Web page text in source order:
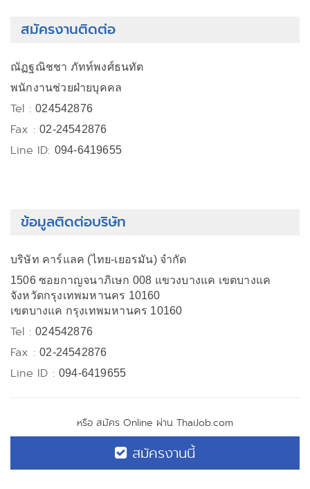
สมัครงานติดต่อ
ณัฏฐณิชชา ภัทท์พงศ์ธนทัต
พนักงานช่วยฝ่ายบุคคล
Tel :024542876
Fax :02-24542876
Line ID: 094-6419655
ข้อมูลติดต่อบริษัท
บริษัท คาร์แลค (ไทย-เยอรมัน) จำกัด
1506 ซอยกาญจนาภิเษก 008 แขวงบางแค เขตบางแค
จังหวัดกรุงเทพมหานคร 10160
เขตบางแค กรุงเทพมหานคร 10160
Tel :024542876
Fax :02-24542876
Line ID : 094-6419655
หรือ สมัคร Online ผ่าน ThaiJob.com
สมัครงานนี้